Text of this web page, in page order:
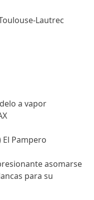
Lautrec
a vapor
Pampero
asomarse
para su